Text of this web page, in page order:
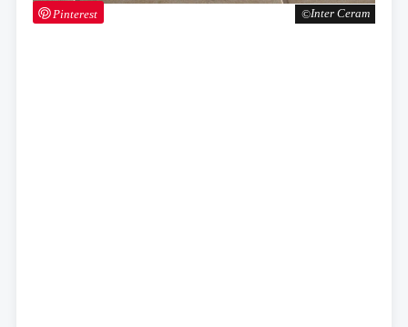
Inter Ceram
Pinterest